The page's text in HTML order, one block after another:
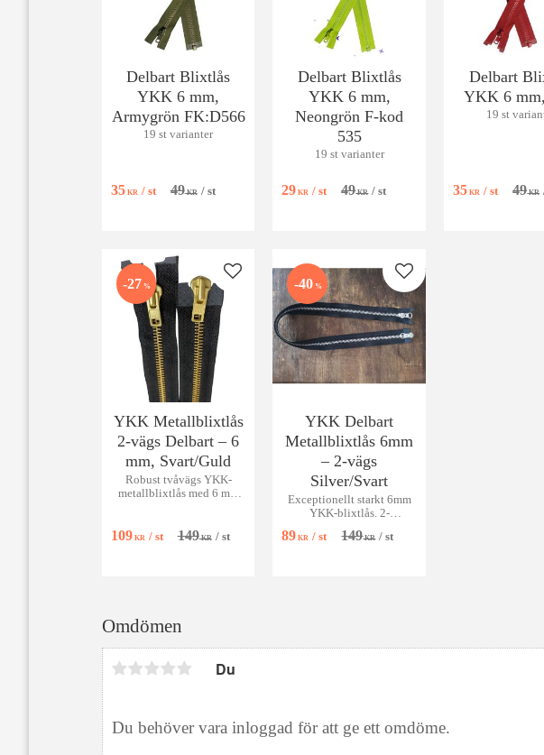
Omdömen
Du
Delbart Blixtlås
YKK 6 mm,
Armygrön FK:D566
19 st varianter
35KR / st 49KR / st
Delbart Blixtlås
YKK 6 mm,
Neongrön F-kod
535
19 st varianter
29 KR /st 49KR /st
Delbart
YKK 6
19 st
35 KR /st 49KR
YKK Metallblixtlås
2-vägs Delbart – 6
mm, Svart/Guld
Robust tvåvägs YKK-
metallblixtlås med 6 mm
109KR / st 149KR / st
27 % Lägg till i favoriter
YKK Delbart
Metallblixtlås 6mm
– 2-vägs
Silver/Svart
Exceptionellt starkt 6mm
YKK-blixtlås. 2-
och rockar. Hållbar
89 KR /st 149KR /st
40 % Lägg till i favoriter